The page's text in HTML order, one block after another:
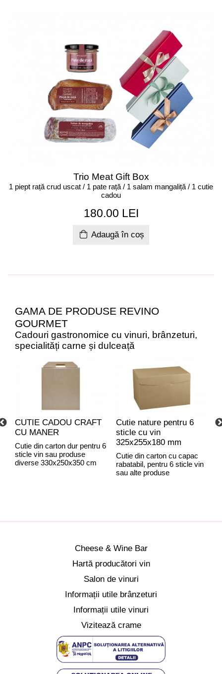
Trio Meat Gift Box
1 piept rață crud uscat / 1 pate rață / 1 salam mangaliță / 1 cutie
cadou
180.00 LEI
Adaugă în coș
GAMA DE PRODUSE REVINO
GOURMET
Cadouri gastronomice cu vinuri, brânzeturi,
specialități carne și dulceață
CUTIE CADOU CRAFT
CU MANER
Cutie din carton dur pentru 6
sticle vin sau produse
diverse 330x250x350 cm
Cutie nature pentru 6
sticle cu vin
325x255x180 mm
Cutie din carton cu capac
rabatabil, pentru 6 sticle vin
sau alte produse
Cheese & Wine Bar
Hartă producători vin
Salon de vinuri
Informații utile brânzeturi
Informații utile vinuri
Vizitează crame